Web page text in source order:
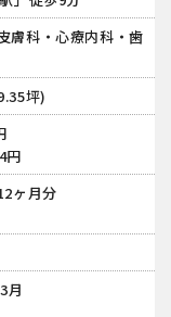
膚科・心療内科・歯
坪)
円
ヶ月分
月